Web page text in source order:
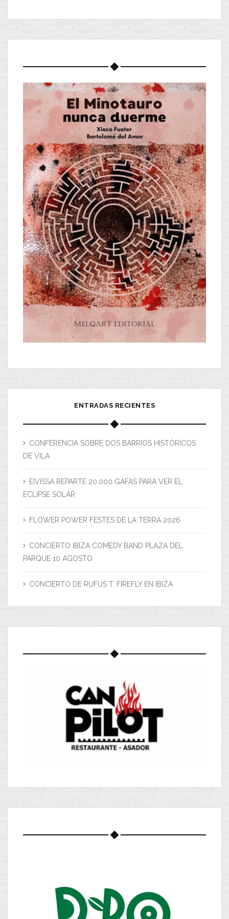
ENTRADAS RECIENTES
CONFERENCIA SOBRE DOS BARRIOS HISTÓRICOS
DE VILA
EIVISSA REPARTE 20.000 GAFAS PARA VER EL
ECLIPSE SOLAR
FLOWER POWER FESTES DE LA TERRA 2026
CONCIERTO IBIZA COMEDY BAND PLAZA DEL
PARQUE 10 AGOSTO
CONCIERTO DE RUFUS T. FIREFLY EN IBIZA